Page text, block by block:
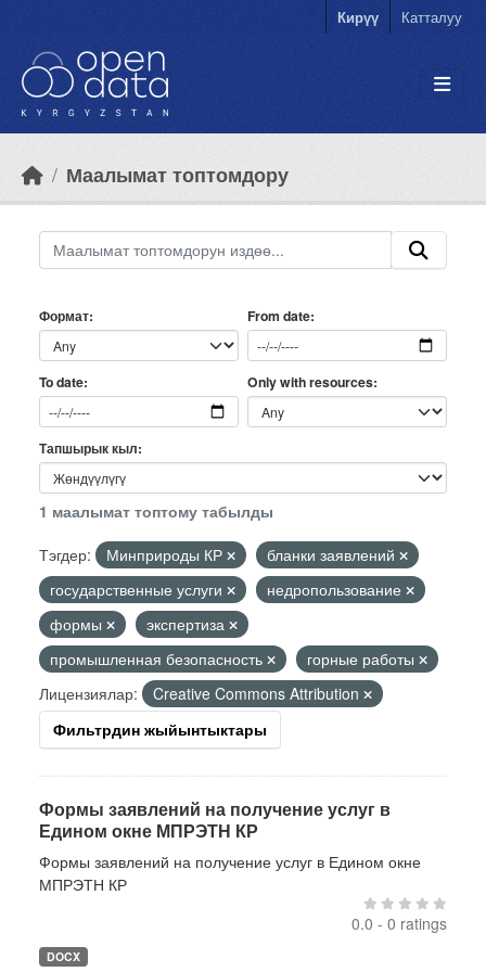
Кирүү Катталуу
Маалымат топтомдору
Формат From date
To date Only with resources
Тапшырык кыл
1 маалымат топтому табылды
Тэгдер:
Минприроды КР
бланки заявлений
государственные услуги
недропользование
формы
экспертиза
промышленная безопасность
горные работы
Лицензиялар:
Creative Commons Attribution
Фильтрдин жыйынтыктары
Формы заявлений на получение услуг в
Едином окне МПРЭТН КР
Формы заявлений на получение услуг в Едином окне
МПРЭТН КР
0.0 - 0 ratings
DOCX